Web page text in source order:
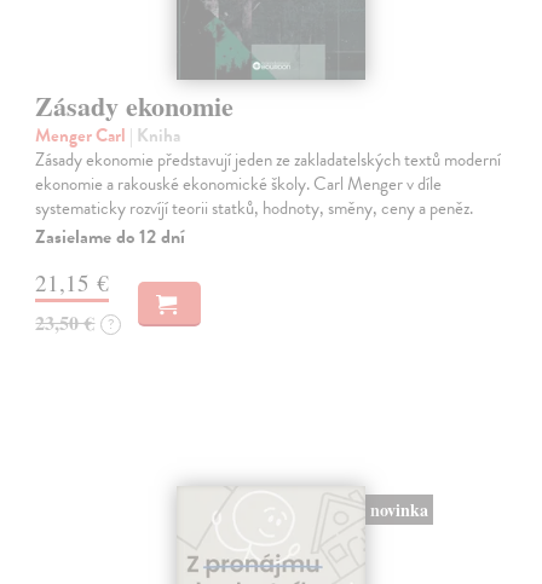
Zásady ekonomie
Menger Carl | Kniha
Zásady ekonomie představují jeden ze zakladatelských textů moderní
ekonomie a rakouské ekonomické školy. Carl Menger v díle
systematicky rozvíjí teorii statků, hodnoty, směny, ceny a peněz.
Zasielame do 12 dní
21,15 €
23,50 € ?
novinka